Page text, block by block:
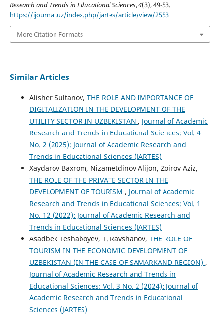
Research and Trends in Educational Sciences,4(3), 49-53.
https://ijournal.uz/index.php/jartes/article/view/2553
More Citation Formats
Similar Articles
Alisher Sultanov, THE ROLE AND IMPORTANCE OF
DIGITALIZATION IN THE DEVELOPMENT OF THE
UTILITY SECTOR IN UZBEKISTAN , Journal of Academic
Research and Trends in Educational Sciences: Vol. 4
No. 2 (2025): Journal of Academic Research and
Trends in Educational Sciences (JARTES)
Xaydarov Baxrom, Nizametdinov Alijon, Zoirov Aziz,
THE ROLE OF THE PRIVATE SECTOR IN THE
DEVELOPMENT OF TOURISM , Journal of Academic
Research and Trends in Educational Sciences: Vol. 1
No. 12 (2022): Journal of Academic Research and
Trends in Educational Sciences (JARTES)
Asadbek Teshaboyev, T. Ravshanov, THE ROLE OF
TOURISM IN THE ECONOMIC DEVELOPMENT OF
UZBEKISTAN (IN THE CASE OF SAMARKAND REGION) ,
Journal of Academic Research and Trends in
Educational Sciences: Vol. 3 No. 2 (2024): Journal of
Academic Research and Trends in Educational
Sciences (JARTES)